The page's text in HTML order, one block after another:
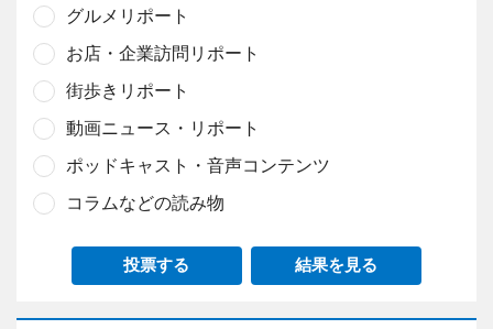
グルメリポート
お店・企業訪問リポート
街歩きリポート
動画ニュース・リポート
ポッドキャスト・音声コンテンツ
コラムなどの読み物
投票する 結果を見る